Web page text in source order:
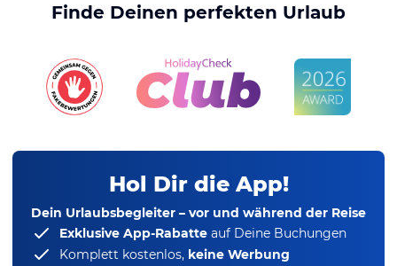
Finde Deinen perfekten Urlaub
Hol Dir die App!
Dein Urlaubsbegleiter – vor und während der Reise
Exklusive App-Rabatte auf Deine Buchungen
Komplett kostenlos, keine Werbung